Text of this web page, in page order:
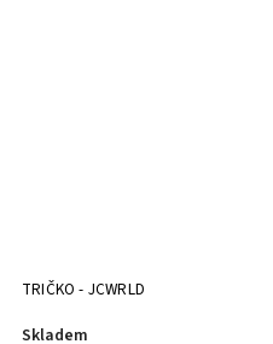
TRIČKO - JCWRLD
Skladem